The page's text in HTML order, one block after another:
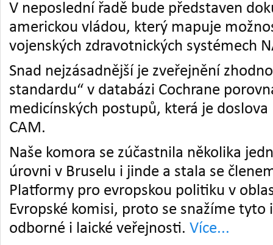
V neposlední řadě bude představen
americkou vládou, který mapuje
vojenských zdravotnických systémech
Snad nejzásadnější je zveřejnění
standardu“ v databázi Cochrane
medicínských postupů, která je
CAM.
Naše komora se zúčastnila několika
úrovni v Bruselu i jinde a stala se
Platformy pro evropskou politiku v
Evropské komisi, proto se snažíme
odborné i laické veřejnosti. Více...